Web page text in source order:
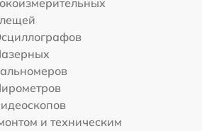
и техническим